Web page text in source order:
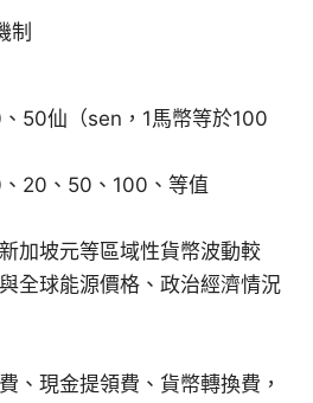
制
50仙（sen，1馬幣等於100
20、50、100、等值
加坡元等區域性貨幣波動較
全球能源價格、政治經濟情況
、現金提領費、貨幣轉換費，